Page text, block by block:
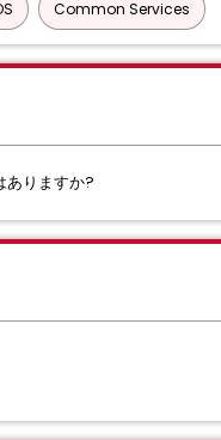
Common Services
ありますか?